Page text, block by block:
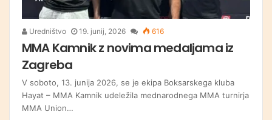
Uredništvo 19. junij, 2026 616
MMA Kamnik z novima medaljama iz
Zagreba
V soboto, 13. junija 2026, se je ekipa Boksarskega kluba
Hayat – MMA Kamnik udeležila mednarodnega MMA turnirja
MMA Union…